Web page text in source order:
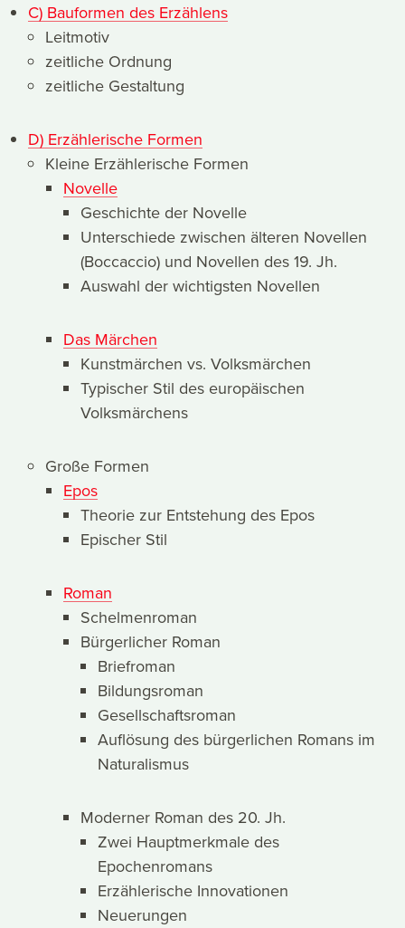
C) Bauformen des Erzählens
Leitmotiv
zeitliche Ordnung
zeitliche Gestaltung
D) Erzählerische Formen
Kleine Erzählerische Formen
Novelle
Geschichte der Novelle
Unterschiede zwischen älteren Novellen
(Boccaccio) und Novellen des 19. Jh.
Auswahl der wichtigsten Novellen
Das Märchen
Kunstmärchen vs. Volksmärchen
Typischer Stil des europäischen
Volksmärchens
Große Formen
Epos
Theorie zur Entstehung des Epos
Epischer Stil
Roman
Schelmenroman
Bürgerlicher Roman
Briefroman
Bildungsroman
Gesellschaftsroman
Auflösung des bürgerlichen Romans im
Naturalismus
Moderner Roman des 20. Jh.
Zwei Hauptmerkmale des
Epochenromans
Erzählerische Innovationen
Neuerungen